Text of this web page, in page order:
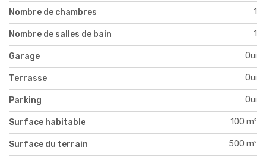
Nombre de chambres 1
Nombre de salles de bain 1
Garage Oui
Terrasse Oui
Parking Oui
Surface habitable 100 m²
Surface du terrain 500 m²